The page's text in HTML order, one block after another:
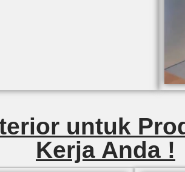
untuk
Kerja Anda !